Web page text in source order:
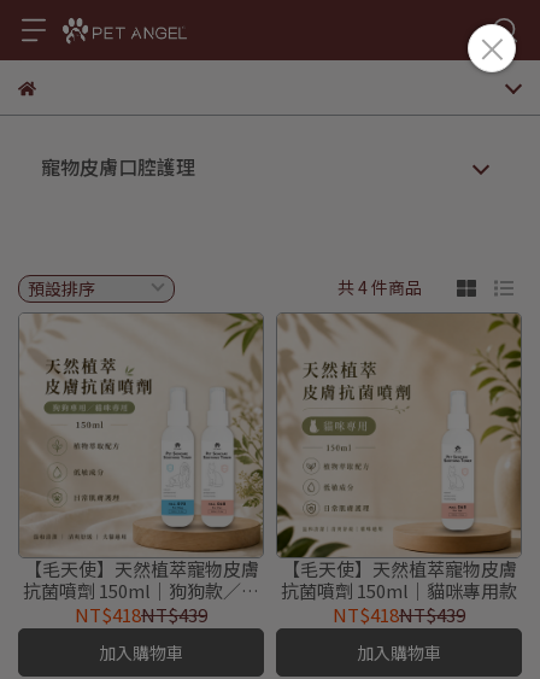
寵物皮膚口腔護理
共 4 件商品
【毛天使】天然植萃寵物皮膚
抗菌噴劑 150ml｜狗狗款／貓
咪款
NT$418NT$439
加入購物車
【毛天使】天然植萃寵物皮膚
抗菌噴劑 150ml｜貓咪專用款
NT$418NT$439
加入購物車